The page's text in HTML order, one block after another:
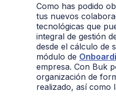
Como has podido
tus nuevos
tecnológicas que
integral de gestión
desde el cálculo de
módulo de
empresa. Con Buk
organización de
realizado, así como